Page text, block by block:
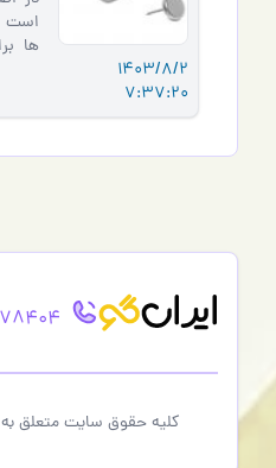
1403/8/2
7:37:20
است
ها
کلیه حقوق سایت متعلق